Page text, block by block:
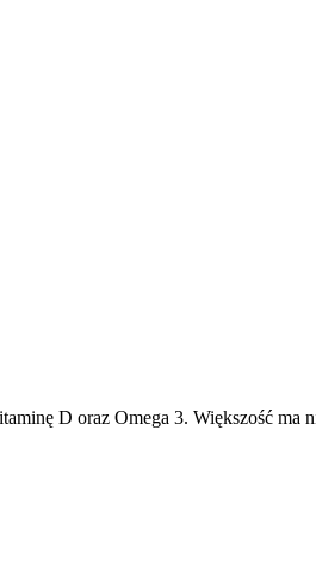
D oraz Omega 3. Większość